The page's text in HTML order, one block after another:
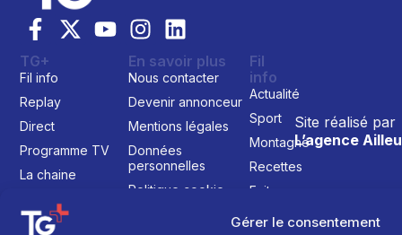
Gérer le consentement
Site réalisé par
L’agence
TG+
Fil info
Replay
Direct
Programme TV
La chaine
En savoir plus
Nous contacter
Devenir annonceur
Mentions légales
Données
personnelles
Politique cookie
Fil
info
Actualité
Sport
Montagne
Recettes
Faits
Événements